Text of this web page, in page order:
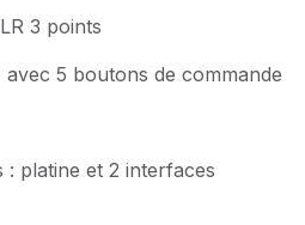
3 points
5 boutons de commande
platine et 2 interfaces